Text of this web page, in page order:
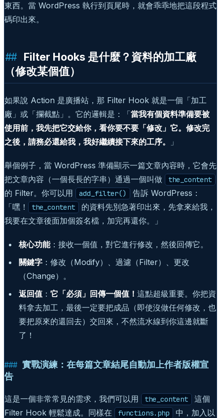
東西。當 WordPress 執行到頁尾時，就會乖乖地把這段程式
碼印出來。
Filter Hooks 是什麼？資料的加工廠
（修改某個值）
如果說 Action 是廣播站，那 Filter Hook 就是一個「加工
廠」或「攔截點」。它的邏輯是：「當我有個資料準備要被
使用前，我先把它交給你，看你要不要「修改」它。修改完
之後，請務必還給我，我好繼續接下來的工序。
」
舉個例子，當 WordPress 準備顯示一篇文章內容時，它會先
把文章內容（一個長長的字串）通過一個叫做
the_content
的 Filter。你可以用 add_filter() 告訴 WordPress：
「嘿！
the_content 的資料先別急著印出來，先拿來給我，
我要在文章後面加個簽名檔，加完再還你。」
核心功能：接收一個值，對它進行修改，然後回傳它。
關鍵字：修改（Modify）、過濾（Filter）、更改
（Change）。
返回值： 它「必須」回傳一個值！ 這點超級重要。你把資
料拿去加工，最後一定要把成品（即使沒做任何修改，也
要把原來的還回去）交回來，不然流水線到你這邊就斷
了！
實戰演練：在每篇文章結尾自動加上作者版權宣
告
這是一個非常常見的需求，我們可以用 the_content 這個
Filter Hook 輕鬆達成。同樣在
functions.php 中，加入以